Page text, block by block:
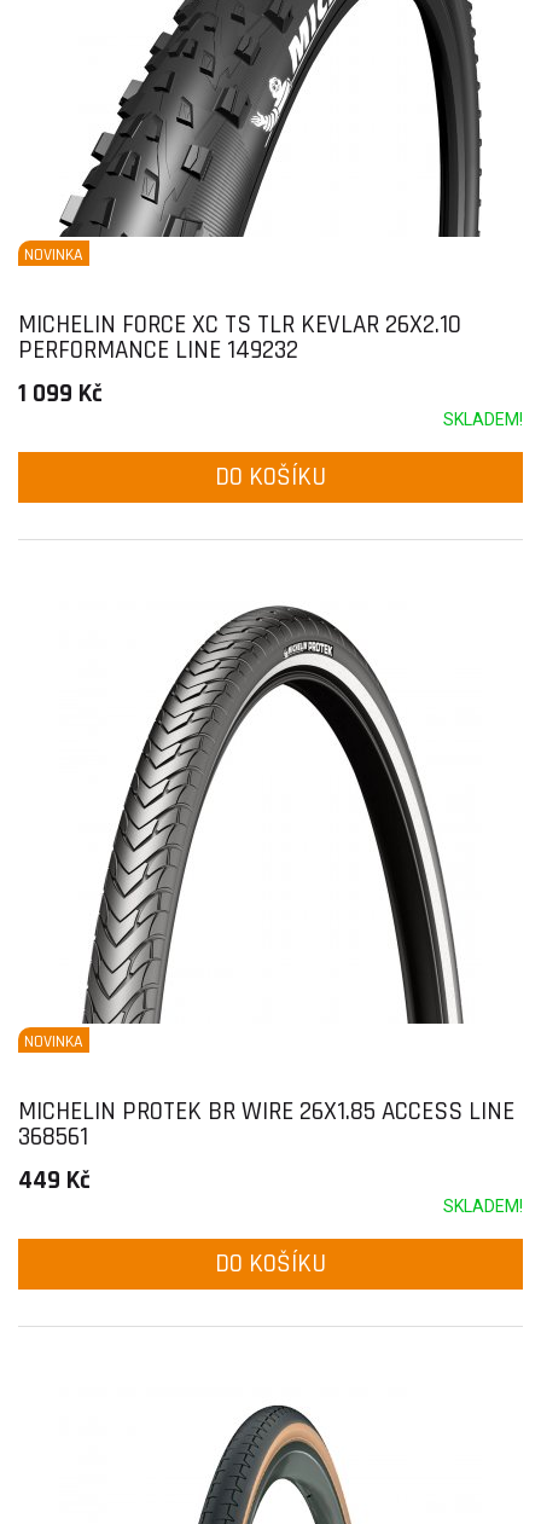
NOVINKA
MICHELIN FORCE XC TS TLR KEVLAR 26X2.10
PERFORMANCE LINE 149232
1 099 Kč
SKLADEM!
DO KOŠÍKU
NOVINKA
MICHELIN PROTEK BR WIRE 26X1.85 ACCESS LINE
368561
449 Kč
SKLADEM!
DO KOŠÍKU